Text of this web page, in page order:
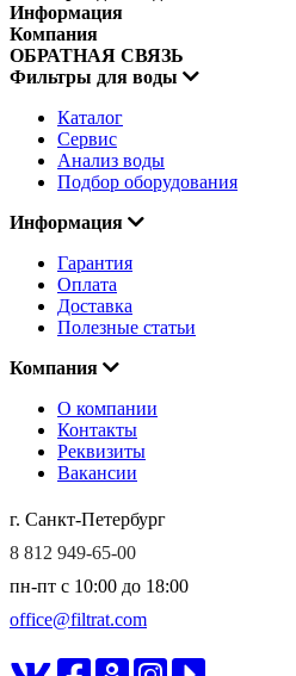
Информация
Компания
ОБРАТНАЯ СВЯЗЬ
Фильтры для воды
Каталог
Сервис
Анализ воды
Подбор оборудования
Информация
Гарантия
Оплата
Доставка
Полезные статьи
Компания
О компании
Контакты
Реквизиты
Вакансии
г. Санкт-Петербург
8 812 949-65-00
пн-пт c 10:00 до 18:00
office@filtrat.com